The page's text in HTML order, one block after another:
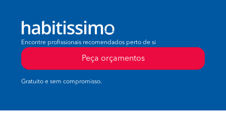
Encontre profissionais recomendados perto de si
Peça orçamentos
Gratuito e sem compromisso.